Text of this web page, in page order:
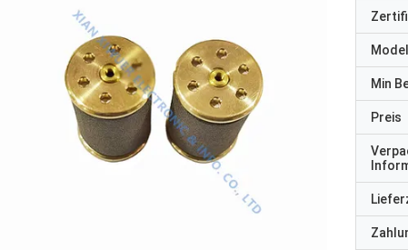
Min
Preis